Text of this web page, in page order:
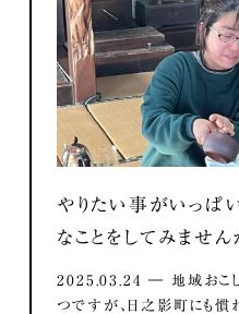
やりたい事がいっぱ
なことをしてみません
2025.03.24 ― 地域おこ
つですが、日之影町にも慣